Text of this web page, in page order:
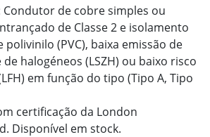
Condutor de cobre simples ou
de Classe 2 e isolamento
polivinilo (PVC), baixa emissão de
halogéneos (LSZH) ou baixo risco
em função do tipo (Tipo A, Tipo
certificação da London
Disponível em stock.